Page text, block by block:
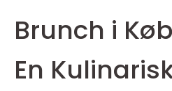
Brunch i
En